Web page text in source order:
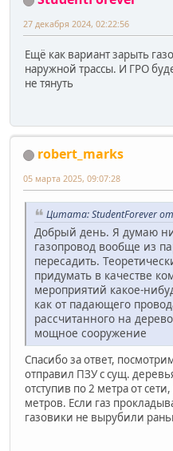
27 декабря 2024, 02:22:56
Ещё как вариант зарыть
наружной трассы. И ГРО
не тянуть
robert_marks
05 марта 2025, 09:07:28
Цитата: StudentForever
Добрый день. Я думаю
газопровод вообще из
пересадить.
придумать в качестве
мероприятий какое-
как от падающего
рассчитанного на
мощное сооружение
Спасибо за ответ,
отправил ПЗУ с сущ.
отступив по 2 метра от
метров. Если газ
газовики не вырубили